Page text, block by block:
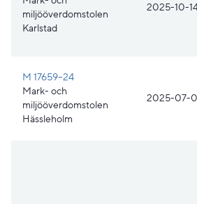
miljööverdomstolen
Karlstad
2025-10-
M 17659–24
Mark- och
miljööverdomstolen
Hässleholm
2025-07-